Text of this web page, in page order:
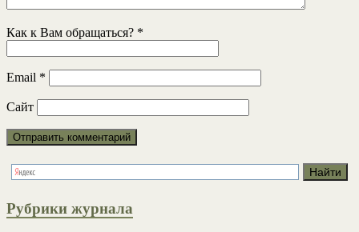
Как к Вам обращаться? *
Email *
Сайт
Рубрики журнала